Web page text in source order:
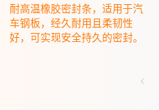
耐高温橡胶密封条，适用于汽
车钢板，经久耐用且柔韧性
好，可实现安全持久的密封。